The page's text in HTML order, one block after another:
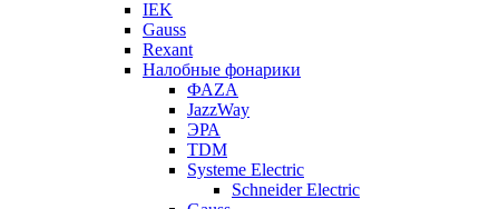
IEK
Gauss
Rexant
Налобные фонарики
ФАZА
JazzWay
ЭРА
TDM
Systeme Electric
Schneider Electric